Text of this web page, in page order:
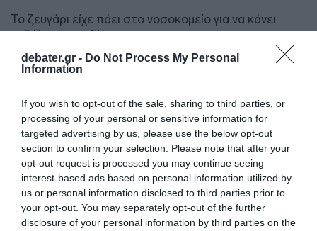
debater.gr - Do Not Process My Personal
Information
If you wish to opt-out of the sale, sharing to third parties, or
processing of your personal or sensitive information for
targeted advertising by us, please use the below opt-out
section to confirm your selection. Please note that after your
opt-out request is processed you may continue seeing
interest-based ads based on personal information utilized by
us or personal information disclosed to third parties prior to
your opt-out. You may separately opt-out of the further
disclosure of your personal information by third parties on the
Το ζευγάρι είχε πάει στο νοσοκομείο για να κάνει
εμβόλιο το παιδί του
17.03.2026 - 14:19